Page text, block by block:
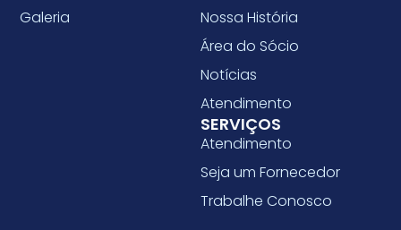
Nossa História
Área do Sócio
Notícias
Atendimento
Galeria
SERVIÇOS
Atendimento
Seja um Fornecedor
Trabalhe Conosco